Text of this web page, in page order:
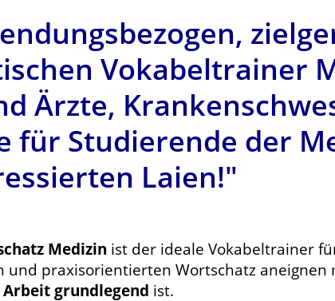
Vokabeltrainer
Ärzte,
für Studierende der
Laien!"
Medizin ist der ideale Vokabeltrainer
und praxisorientierten Wortschatz aneignen
grundlegend ist.